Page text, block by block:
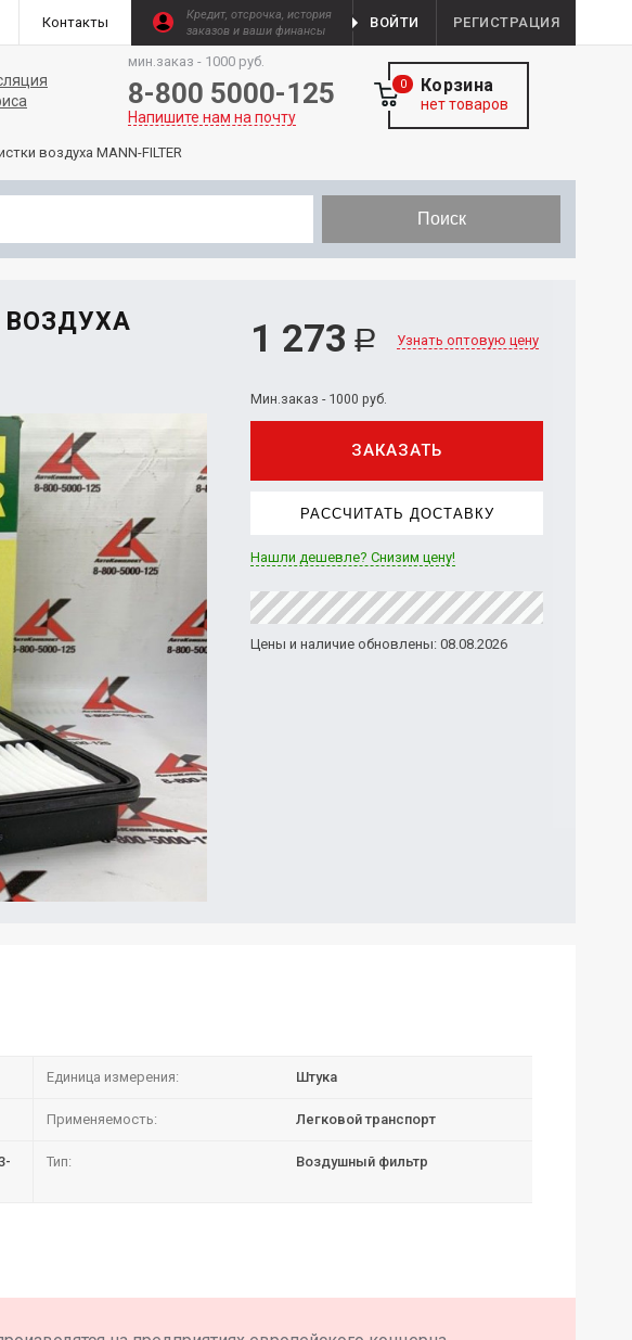
Контакты
Кредит, отсрочка, история
заказов и ваши финансы
ВОЙТИ РЕГИСТРАЦИЯ
мин.заказ - 1000 руб.
8-800 5000-125
Напишите нам на почту
Корзина
0
нет товаров
воздуха MANN-FILTER
Поиск
1 273 Р Узнать оптовую цену
Мин.заказ - 1000 руб.
ЗАКАЗАТЬ
РАССЧИТАТЬ ДОСТАВКУ
Нашли дешевле? Снизим цену!
Цены и наличие обновлены: 08.08.2026
Единица измерения: Штука
Применяемость: Легковой транспорт
Тип: Воздушный фильтр